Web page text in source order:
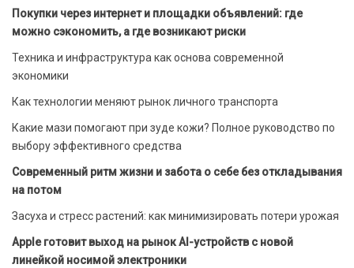
Покупки через интернет и площадки объявлений: где
можно сэкономить, а где возникают риски
Техника и инфраструктура как основа современной
экономики
Как технологии меняют рынок личного транспорта
Какие мази помогают при зуде кожи? Полное руководство по
выбору эффективного средства
Современный ритм жизни и забота о себе без откладывания
на потом
Засуха и стресс растений: как минимизировать потери урожая
Apple готовит выход на рынок AI-устройств с новой
линейкой носимой электроники